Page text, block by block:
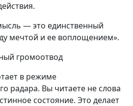
— это единственный
мечтой и ее воплощением».
громоотвод
в режиме
радара. Вы читаете не слова
состояние. Это делает